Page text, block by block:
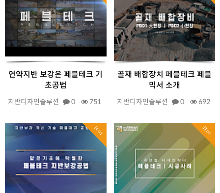
연약지반 보강은 페블테크 기
초공법
지반디자인솔루션 0 751
골재 배합장치 페블테크 페블
믹서 소개
지반디자인솔루션 0 692
Hot Hot